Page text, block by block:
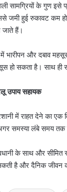
सामग्रियों के गुण
जमी हुई रुकावट कम
हैं।
भारीपन और दबाव
हो सकता है। साथ ही
उपाय सहायक
में राहत देने का एक
समस्या लंबे समय तक
के साथ और
है और दैनिक जीवन